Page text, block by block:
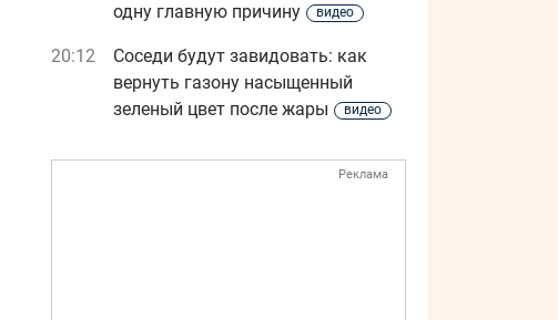
одну главную причину
видео
20:12
Соседи будут завидовать: как
вернуть газону насыщенный
зеленый цвет после жары
видео
Реклама